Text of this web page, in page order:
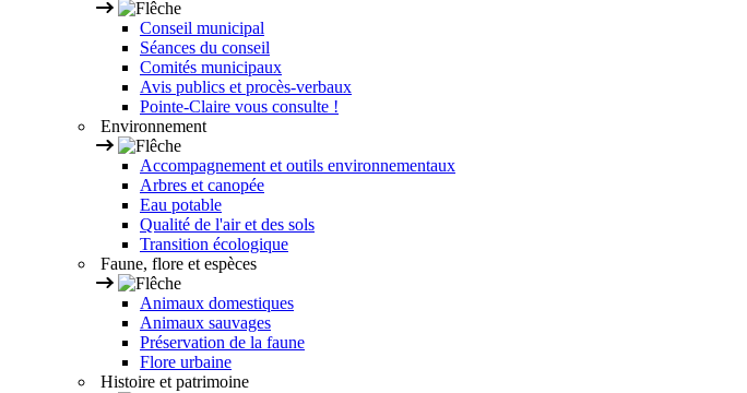
Conseil municipal
Séances du conseil
Comités municipaux
Avis publics et procès-verbaux
Pointe-Claire vous consulte !
Environnement
Accompagnement et outils environnementaux
Arbres et canopée
Eau potable
Qualité de l'air et des sols
Transition écologique
Faune, flore et espèces
Animaux domestiques
Animaux sauvages
Préservation de la faune
Flore urbaine
Histoire et patrimoine